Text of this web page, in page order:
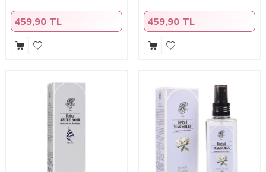
459,90 TL 459,90 TL